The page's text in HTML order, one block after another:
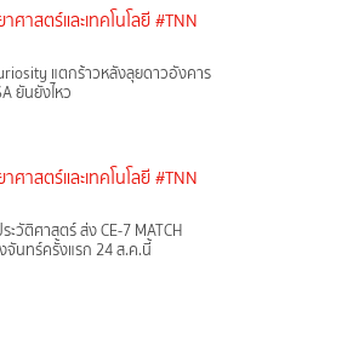
ศาสตร์และเทคโนโลยี #TNN
แตกร้าวหลังลุยดาวอังคาร
ยันยังไหว
ศาสตร์และเทคโนโลยี #TNN
ะวัติศาสตร์ ส่ง CE-7 MATCH
จันทร์ครั้งแรก 24 ส.ค.นี้